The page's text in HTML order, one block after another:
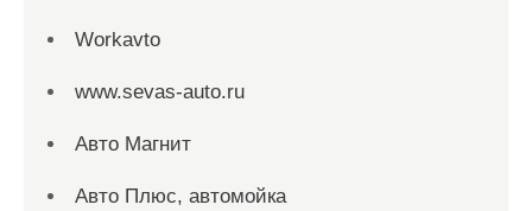
Workavto
www.sevas-auto.ru
Авто Магнит
Авто Плюс, автомойка